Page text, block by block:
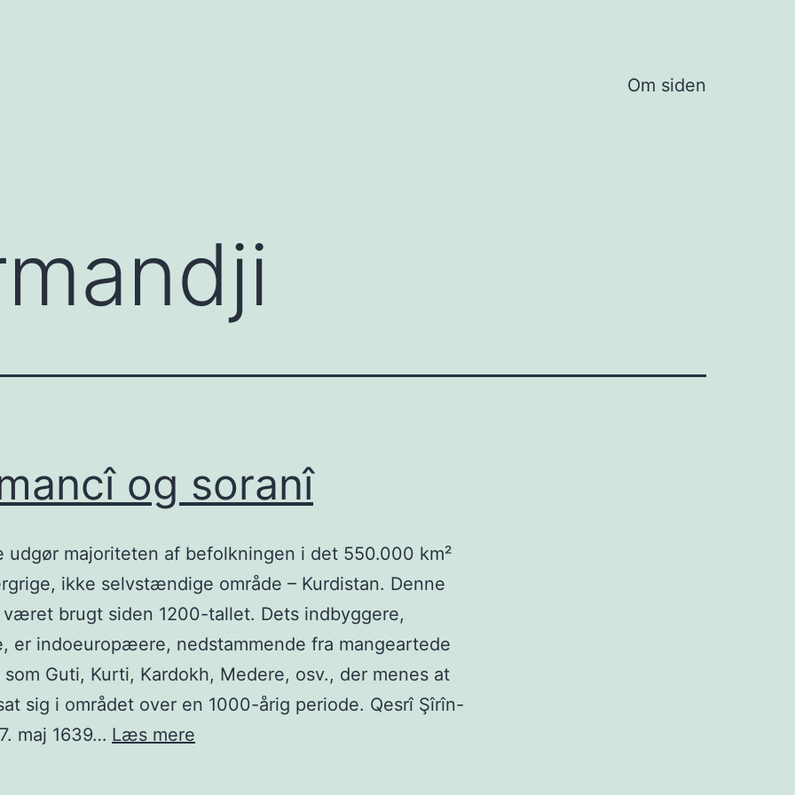
Om siden
og soranî
udgør majoriteten af befolkningen i det 550.000 km²
ikke selvstændige område – Kurdistan. Denne
været brugt siden 1200-tallet. Dets indbyggere,
er indoeuropæere, nedstammende fra mangeartede
som Guti, Kurti, Kardokh, Medere, osv., der menes at
sig i området over en 1000-årig periode. Qesrî Şîrîn-
maj 1639… Læs mere